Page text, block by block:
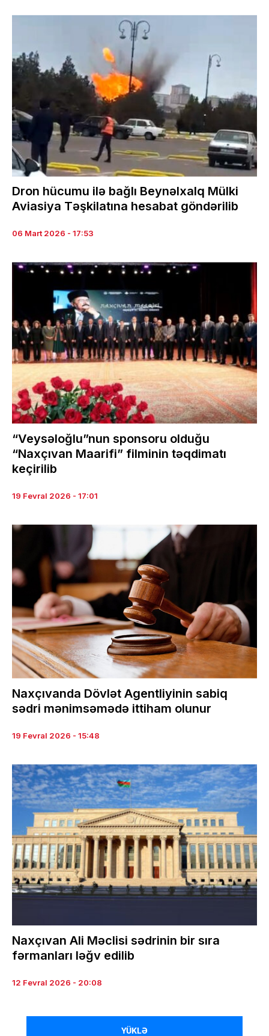
Dron hücumu ilə bağlı Beynəlxalq Mülki
Aviasiya Təşkilatına hesabat göndərilib
06 Mart 2026 - 17:53
“Veysəloğlu”nun sponsoru olduğu
“Naxçıvan Maarifi” filminin təqdimatı
keçirilib
19 Fevral 2026 - 17:01
Naxçıvanda Dövlət Agentliyinin sabiq
sədri mənimsəmədə ittiham olunur
19 Fevral 2026 - 15:48
Naxçıvan Ali Məclisi sədrinin bir sıra
fərmanları ləğv edilib
12 Fevral 2026 - 20:08
YÜKLƏ